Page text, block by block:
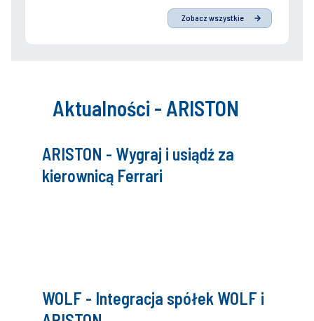
Zobacz wszystkie
Aktualności - ARISTON
ARISTON - Wygraj i usiądź za
kierownicą Ferrari
WOLF - Integracja spółek WOLF i